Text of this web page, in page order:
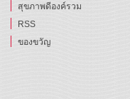
สุขภาพดีองค์รวม
RSS
ของขวัญ